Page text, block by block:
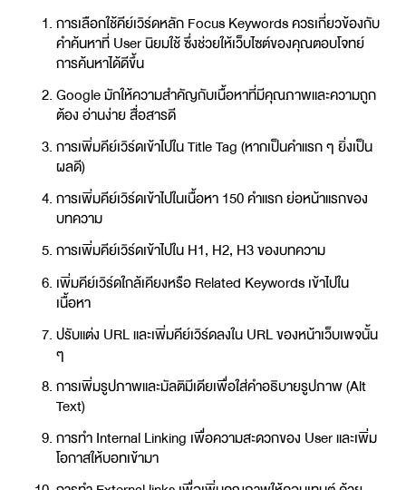
การเลือกใช้คีย์เวิร์ดหลัก Focus Keywords ควรเกี่ยวข้องกับ
คำค้นหาที่ User นิยมใช้ ซึ่งช่วยให้เว็บไซต์ของคุณตอบโจทย์
การค้นหาได้ดีขึ้น
Google มักให้ความสำคัญกับเนื้อหาที่มีคุณภาพและความถูก
ต้อง อ่านง่าย สื่อสารดี
การเพิ่มคีย์เวิร์ดเข้าไปใน Title Tag (หากเป็นคำแรก ๆ ยิ่งเป็น
ผลดี)
การเพิ่มคีย์เวิร์ดเข้าไปในเนื้อหา 150 คำแรก ย่อหน้าแรกของ
บทความ
การเพิ่มคีย์เวิร์ดเข้าไปใน H1, H2, H3 ของบทความ
เพิ่มคีย์เวิร์ดใกล้เคียงหรือ Related Keywords เข้าไปใน
เนื้อหา
ปรับแต่ง URL และเพิ่มคีย์เวิร์ดลงใน URL ของหน้าเว็บเพจนั้น
ๆ
การเพิ่มรูปภาพและมัลติมีเดียเพื่อใส่คำอธิบายรูปภาพ (Alt
Text)
การทำ Internal Linking เพื่อความสะดวกของ User และเพิ่ม
โอกาสให้บอทเข้ามา